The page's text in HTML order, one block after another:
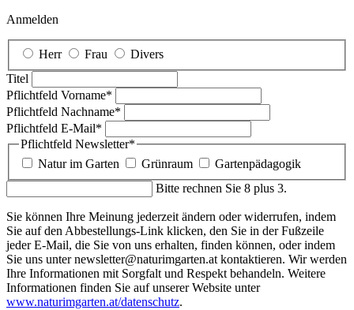
Anmelden
Herr Frau
Divers
Titel
Pflichtfeld Vorname*
Pflichtfeld Nachname*
Pflichtfeld E-Mail*
Pflichtfeld Newsletter*
Natur im Garten
Grünraum
Gartenpädagogik
Bitte rechnen Sie 8 plus 3.
Sie können Ihre Meinung jederzeit ändern oder widerrufen, indem
Sie auf den Abbestellungs-Link klicken, den Sie in der Fußzeile
jeder E-Mail, die Sie von uns erhalten, finden können, oder indem
Sie uns unter newsletter@naturimgarten.at kontaktieren. Wir werden
Ihre Informationen mit Sorgfalt und Respekt behandeln. Weitere
Informationen finden Sie auf unserer Website unter
www.naturimgarten.at/datenschutz.